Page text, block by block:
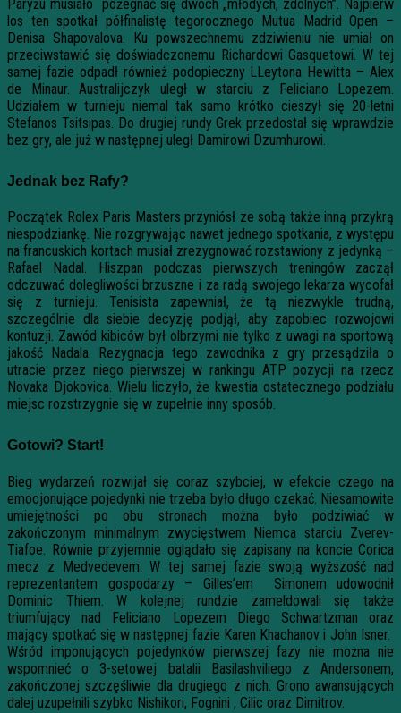
Paryżu musiało pożegnać się dwóch „młodych, zdolnych”. Najpierw
los ten spotkał półfinalistę tegorocznego Mutua Madrid Open –
Denisa Shapovalova. Ku powszechnemu zdziwieniu nie umiał on
przeciwstawić się doświadczonemu Richardowi Gasquetowi. W tej
samej fazie odpadł również podopieczny LLeytona Hewitta – Alex
de Minaur. Australijczyk uległ w starciu z Feliciano Lopezem.
Udziałem w turnieju niemal tak samo krótko cieszył się 20-letni
Stefanos Tsitsipas. Do drugiej rundy Grek przedostał się wprawdzie
bez gry, ale już w następnej uległ Damirowi Dzumhurowi.
Jednak bez Rafy?
Początek Rolex Paris Masters przyniósł ze sobą także inną przykrą
niespodziankę. Nie rozgrywając nawet jednego spotkania, z występu
na francuskich kortach musiał zrezygnować rozstawiony z jedynką –
Rafael Nadal. Hiszpan podczas pierwszych treningów zaczął
odczuwać dolegliwości brzuszne i za radą swojego lekarza wycofał
się z turnieju. Tenisista zapewniał, że tą niezwykle trudną,
szczególnie dla siebie decyzję podjął, aby zapobiec rozwojowi
kontuzji. Zawód kibiców był olbrzymi nie tylko z uwagi na sportową
jakość Nadala. Rezygnacja tego zawodnika z gry przesądziła o
utracie przez niego pierwszej w rankingu ATP pozycji na rzecz
Novaka Djokovica. Wielu liczyło, że kwestia ostatecznego podziału
miejsc rozstrzygnie się w zupełnie inny sposób.
Gotowi? Start!
Bieg wydarzeń rozwijał się coraz szybciej, w efekcie czego na
emocjonujące pojedynki nie trzeba było długo czekać. Niesamowite
umiejętności po obu stronach można było podziwiać w
zakończonym minimalnym zwycięstwem Niemca starciu Zverev-
Tiafoe. Równie przyjemnie oglądało się zapisany na koncie Corica
mecz z Medvedevem. W tej samej fazie swoją wyższość nad
reprezentantem gospodarzy – Gilles’em Simonem udowodnił
Dominic Thiem. W kolejnej rundzie zameldowali się także
triumfujący nad Feliciano Lopezem Diego Schwartzman oraz
mający spotkać się w następnej fazie Karen Khachanov i John Isner.
Wśród imponujących pojedynków pierwszej fazy nie można nie
wspomnieć o 3-setowej batalii Basilashviliego z Andersonem,
zakończonej szczęśliwie dla drugiego z nich. Grono awansujących
dalej uzupełnili szybko Nishikori, Fognini , Cilic oraz Dimitrov.